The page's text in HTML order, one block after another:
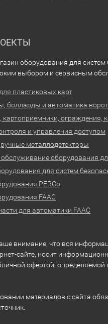
оборудования для систем
выбором и сервисным
пластиковых карт
болларды и автоматика ворот
картоприемники, ограждения,
и управления доступом
металлодетекторы
оборудования
для систем
PERCo
FAAC
для автоматики FAAC
внимание, что вся
сайте, носит
офертой,
материалов с сайта